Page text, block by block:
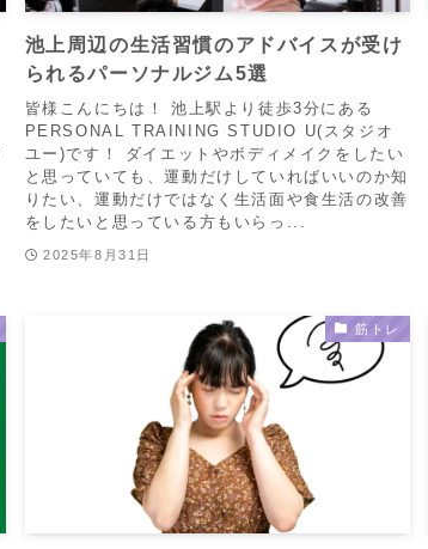
池上周辺の生活習慣のアドバイスが受け
られるパーソナルジム5選
皆様こんにちは！ 池上駅より徒歩3分にある
PERSONAL TRAINING STUDIO U(スタジオ
ユー)です！ ダイエットやボディメイクをしたい
と思っていても、運動だけしていればいいのか知
りたい、運動だけではなく生活面や食生活の改善
をしたいと思っている方もいらっ...
2025年8月31日
筋トレ